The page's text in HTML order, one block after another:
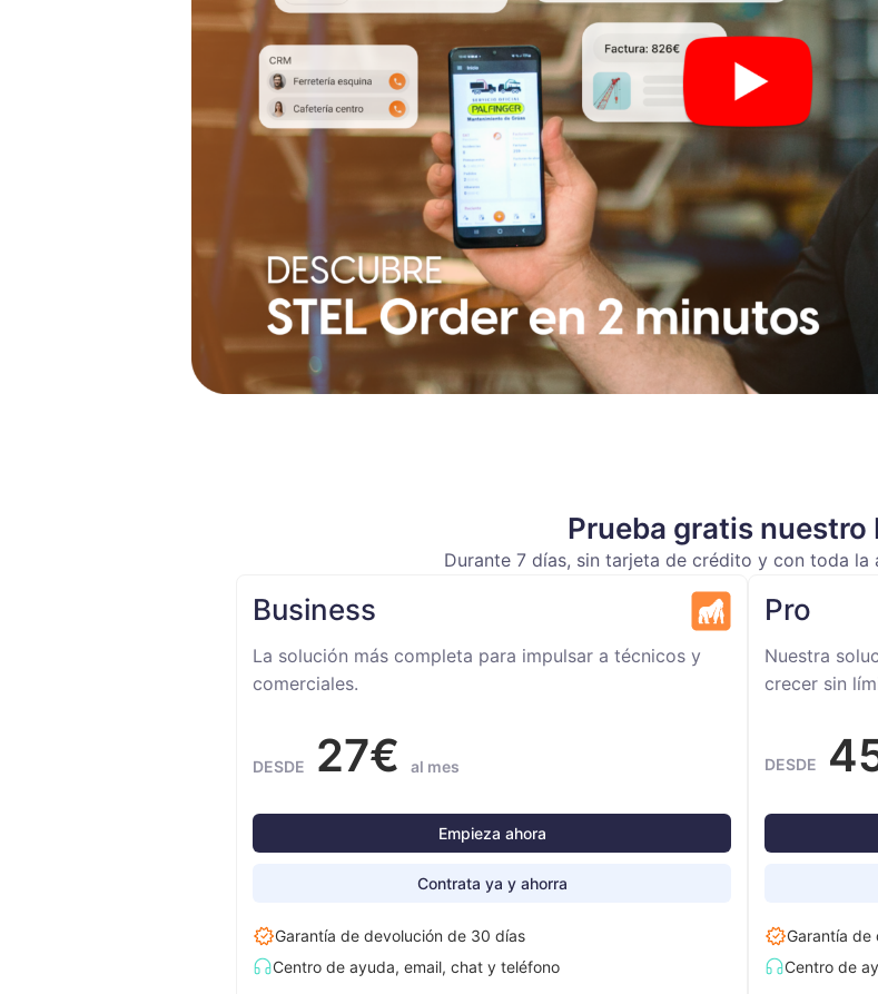
Prueba gratis nuestro
Durante 7 días, sin tarjeta de crédito y con toda la
Business
La solución más completa para impulsar a técnicos y
comerciales.
DESDE 27€ al mes
Empieza ahora
Contrata ya y ahorra
Garantía de devolución de 30 días
Centro de ayuda, email, chat y teléfono
Pro
Nuestra
crecer sin
DESDE
Garantía
Centro de